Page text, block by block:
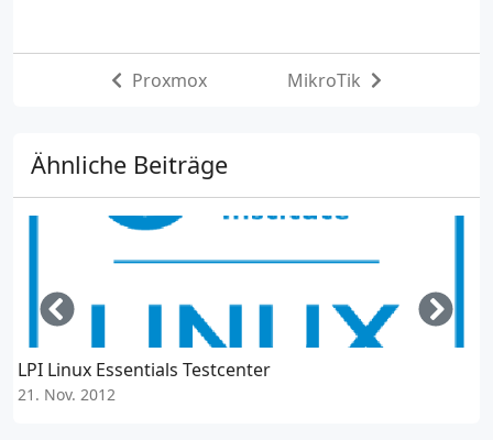
Proxmox MikroTik
Ähnliche Beiträge
LPI Linux Essentials Testcenter
21. Nov. 2012
Left